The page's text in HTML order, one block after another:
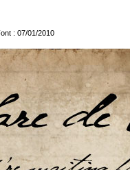
: 07/01/2010